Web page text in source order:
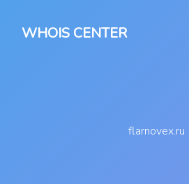
WHOIS CENTER
flarnovex.ru